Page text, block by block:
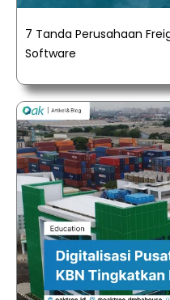
7 Tanda Perusahaan
Software